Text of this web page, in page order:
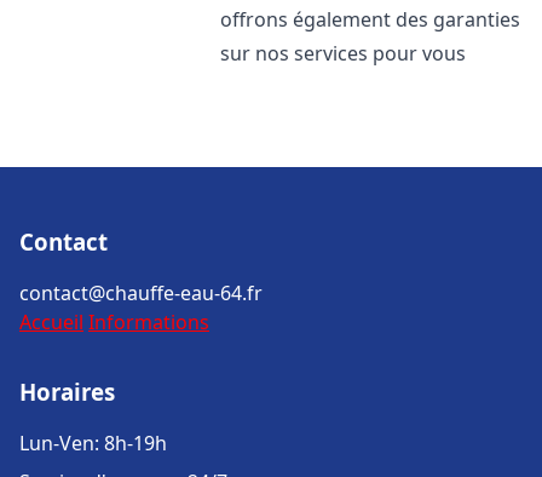
offrons également des garanties
sur nos services pour vous
Contact
contact@chauffe-eau-64.fr
Accueil Informations
Horaires
Lun-Ven: 8h-19h